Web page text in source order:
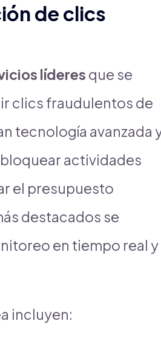
de clics
líderes que se
clics fraudulentos de
tecnología avanzada
actividades
el presupuesto
destacados se
en tiempo real y
incluyen: